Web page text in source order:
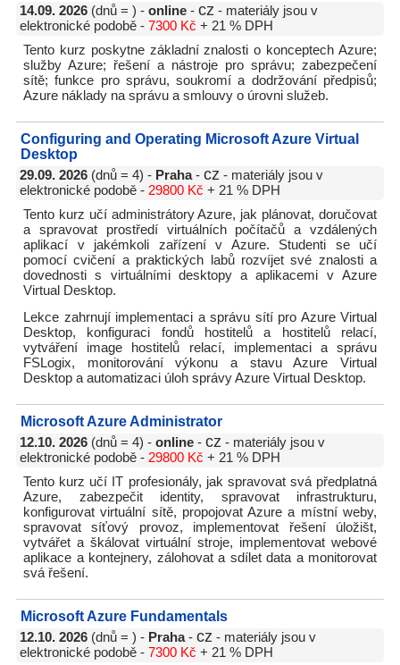
14.09. 2026 (dnů = ) - online - cz - materiály jsou v
elektronické podobě - 7300 Kč + 21 % DPH
Tento kurz poskytne základní znalosti o konceptech Azure;
služby Azure; řešení a nástroje pro správu; zabezpečení
sítě; funkce pro správu, soukromí a dodržování předpisů;
Azure náklady na správu a smlouvy o úrovni služeb.
Configuring and Operating Microsoft Azure Virtual
Desktop
29.09. 2026 (dnů = 4) - Praha- cz - materiály jsou v
elektronické podobě - 29800 Kč + 21 % DPH
Tento kurz učí administrátory Azure, jak plánovat, doručovat
a spravovat prostředí virtuálních počítačů a vzdálených
aplikací v jakémkoli zařízení v Azure. Studenti se učí
pomocí cvičení a praktických labů rozvíjet své znalosti a
dovednosti s virtuálními desktopy a aplikacemi v Azure
Virtual Desktop.
Lekce zahrnují implementaci a správu sítí pro Azure Virtual
Desktop, konfiguraci fondů hostitelů a hostitelů relací,
vytváření image hostitelů relací, implementaci a správu
FSLogix, monitorování výkonu a stavu Azure Virtual
Desktop a automatizaci úloh správy Azure Virtual Desktop.
Microsoft Azure Administrator
12.10. 2026 (dnů = 4) - online - cz - materiály jsou v
elektronické podobě - 29800 Kč + 21 % DPH
Tento kurz učí IT profesionály, jak spravovat svá předplatná
Azure, zabezpečit identity, spravovat infrastrukturu,
konfigurovat virtuální sítě, propojovat Azure a místní weby,
spravovat síťový provoz, implementovat řešení úložišt,
vytvářet a škálovat virtuální stroje, implementovat webové
aplikace a kontejnery, zálohovat a sdílet data a monitorovat
svá řešení.
Microsoft Azure Fundamentals
12.10. 2026 (dnů = ) - Praha- cz - materiály jsou v
elektronické podobě - 7300 Kč + 21 % DPH